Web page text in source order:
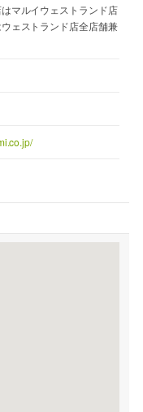
マルイウェストランド店
ェストランド店全店舗兼